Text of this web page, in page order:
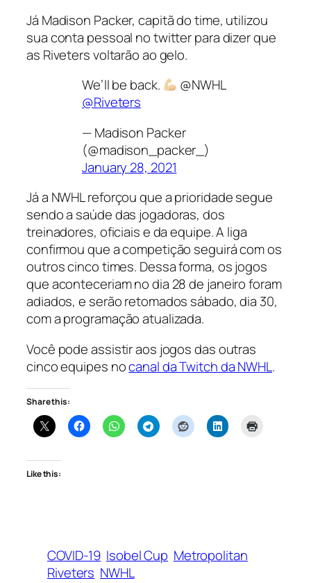
Já Madison Packer, capitã do time, utilizou
sua conta pessoal no twitter para dizer que
as Riveters voltarão ao gelo.
We’ll be back.
@NWHL
@Riveters
— Madison Packer
(@madison_packer_)
January 28, 2021
Já a NWHL reforçou que a prioridade segue
sendo a saúde das jogadoras, dos
treinadores, oficiais e da equipe. A liga
confirmou que a competição seguirá com os
outros cinco times. Dessa forma, os jogos
que aconteceriam no dia 28 de janeiro foram
adiados, e serão retomados sábado, dia 30,
com a programação atualizada.
Você pode assistir aos jogos das outras
cinco equipes nocanal da Twitch da NWHL.
Share this:
Like this:
COVID-19 Isobel Cup Metropolitan
Riveters NWHL